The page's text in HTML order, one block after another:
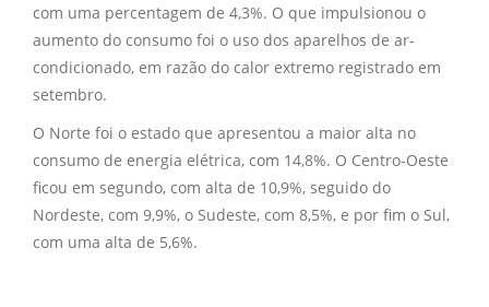
com uma percentagem de 4,3%. O que impulsionou o
aumento do consumo foi o uso dos aparelhos de ar-
condicionado, em razão do calor extremo registrado em
setembro.
O Norte foi o estado que apresentou a maior alta no
consumo de energia elétrica, com 14,8%. O Centro-Oeste
ficou em segundo, com alta de 10,9%, seguido do
Nordeste, com 9,9%, o Sudeste, com 8,5%, e por fim o Sul,
com uma alta de 5,6%.